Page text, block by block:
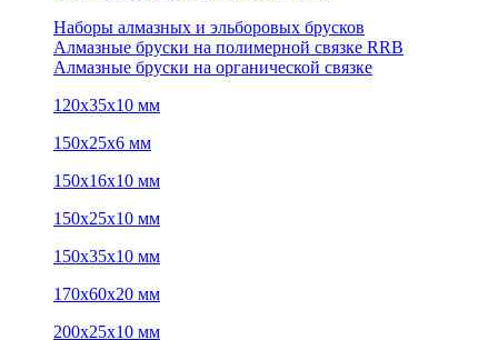
Наборы алмазных и эльборовых брусков
Алмазные бруски на полимерной связке RRB
Алмазные бруски на органической связке
120х35х10 мм
150х25х6 мм
150х16х10 мм
150х25х10 мм
150х35х10 мм
170х60х20 мм
200х25х10 мм